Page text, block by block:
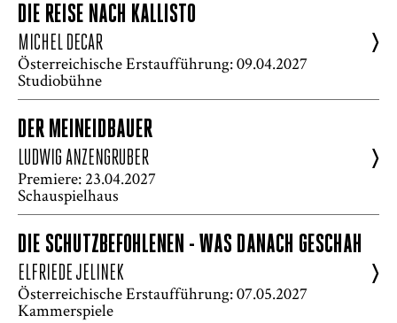
DIE REISE NACH KALLISTO
MICHEL DECAR
Österreichische Erstaufführung: 09.04.2027
Studiobühne
>
DER MEINEIDBAUER
LUDWIG ANZENGRUBER
Premiere: 23.04.2027
Schauspielhaus
>
DIE SCHUTZBEFOHLENEN - WAS DANACH GESCHAH
ELFRIEDE JELINEK
Österreichische Erstaufführung: 07.05.2027
Kammerspiele
>